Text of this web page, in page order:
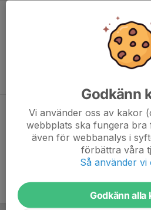
Inga matcher
Godkänn
Vi använder oss av kakor
webbplats ska fungera bra
även för webbanalys i
förbättra våra
Så använder vi
Godkänn alla